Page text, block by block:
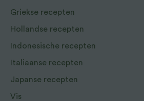
Griekse recepten
Hollandse recepten
Indonesische recepten
Italiaanse recepten
Japanse recepten
Vis